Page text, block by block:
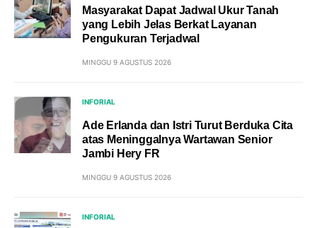
Masyarakat Dapat Jadwal Ukur Tanah
yang Lebih Jelas Berkat Layanan
Pengukuran Terjadwal
MINGGU 9 AGUSTUS 2026
INFORIAL
Ade Erlanda dan Istri Turut Berduka Cita
atas Meninggalnya Wartawan Senior
Jambi Hery FR
MINGGU 9 AGUSTUS 2026
INFORIAL